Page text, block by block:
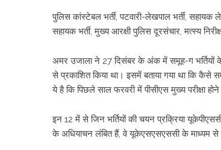
पुलिस कांस्टेबल भर्ती, पटवारी-लेखपाल भर्ती,
सहायक भर्ती, मुख्य आरक्षी पुलिस दूरसंचार, मत्स्य
अमर उजाला ने 27 दिसंबर के अंक में समूह-ग भर्तियों के
से प्रकाशित किया था। इसमें बताया गया था कि कैसे
ये है कि पिछले साल फरवरी में पीसीएस मुख्य परीक्षा
इन 12 में से जिन भर्तियों की चयन प्रक्रिया
के अधियाचन लंबित हैं, वे यूकेएसएसएससी के माध्यम से